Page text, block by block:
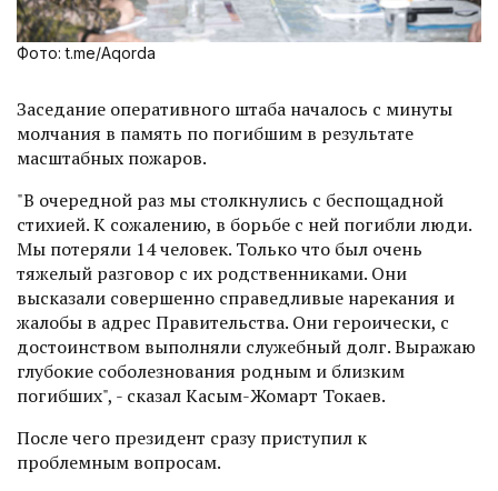
Фото: t.me/Aqorda
Заседание оперативного штаба началось с минуты
молчания в память по погибшим в результате
масштабных пожаров.
"В очередной раз мы столкнулись с беспощадной
стихией. К сожалению, в борьбе с ней погибли люди.
Мы потеряли 14 человек. Только что был очень
тяжелый разговор с их родственниками. Они
высказали совершенно справедливые нарекания и
жалобы в адрес Правительства. Они героически, с
достоинством выполняли служебный долг. Выражаю
глубокие соболезнования родным и близким
погибших", - сказал Касым-Жомарт Токаев.
После чего президент сразу приступил к
проблемным вопросам.